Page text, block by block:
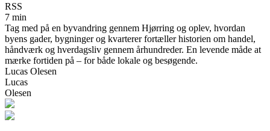
RSS
7 min
Tag med på en byvandring gennem Hjørring og oplev, hvordan
byens gader, bygninger og kvarterer fortæller historien om handel,
håndværk og hverdagsliv gennem århundreder. En levende måde at
mærke fortiden på – for både lokale og besøgende.
Lucas Olesen
Lucas
Olesen